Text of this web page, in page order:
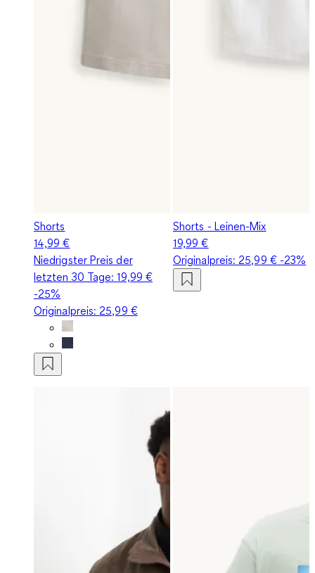
Shorts
14,99 €
Niedrigster Preis der
letzten 30 Tage:19,99 €
-25%
Originalpreis: 25,99 €
Shorts - Leinen-Mix
19,99 €
Originalpreis: 25,99 €-23%